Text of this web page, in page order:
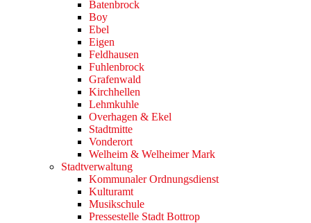
Batenbrock
Boy
Ebel
Eigen
Feldhausen
Fuhlenbrock
Grafenwald
Kirchhellen
Lehmkuhle
Overhagen & Ekel
Stadtmitte
Vonderort
Welheim & Welheimer Mark
Stadtverwaltung
Kommunaler Ordnungsdienst
Kulturamt
Musikschule
Pressestelle Stadt Bottrop